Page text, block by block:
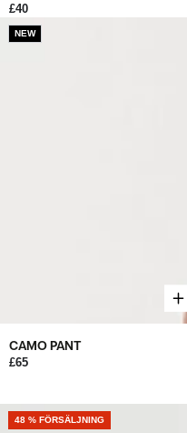
£40
CAMO PANT
£65
NEW
NEW
48 % FÖRSÄLJNING